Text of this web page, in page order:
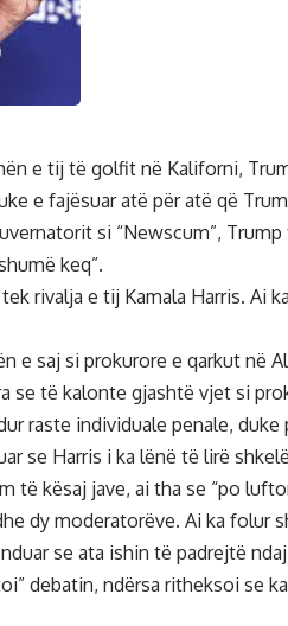
e tij të golfit në Kaliforni,
e fajësuar atë për atë që
si “Newscum”,
keq”.
rivalja e tij Kamala Harris. Ai
e saj si prokurore e qarkut në
se të kalonte gjashtë vjet si
raste individuale penale,
se Harris i ka lënë të lirë
të kësaj jave, ai tha se “po
dy moderatorëve. Ai ka folur
se ata ishin të padrejtë
debatin, ndërsa ritheksoi se